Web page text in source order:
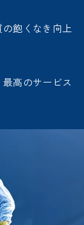
飽くなき向上
高のサービス